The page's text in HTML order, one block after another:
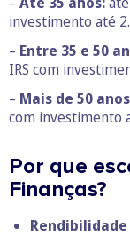
investimento até
– Entre 35 e 50
IRS com
– Mais de 50
com investimento
Por que
Finanças?